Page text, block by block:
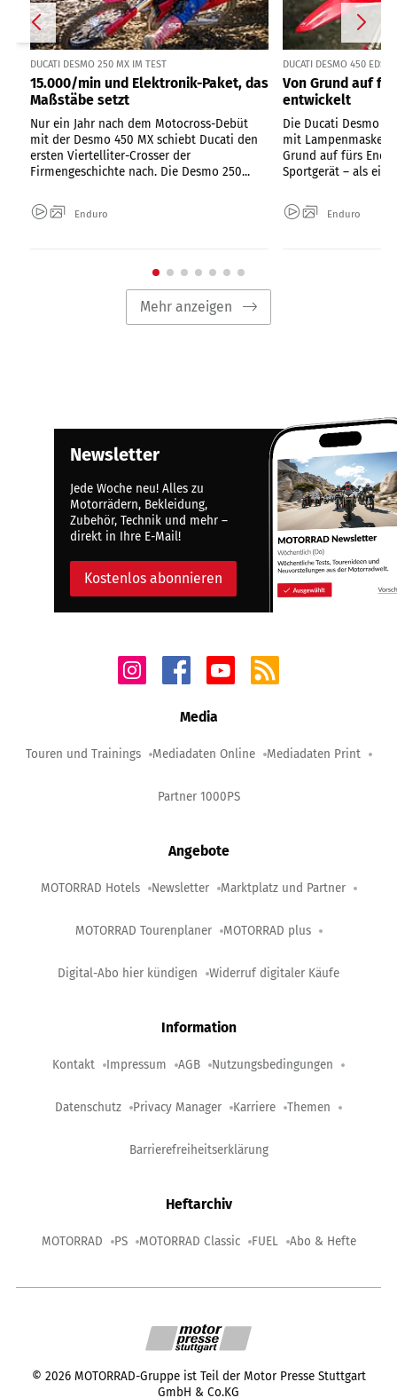
DUCATI DESMO 250 MX IM TEST
15.000/min und Elektronik-Paket, das
Maßstäbe setzt
Nur ein Jahr nach dem Motocross-Debüt
mit der Desmo 450 MX schiebt Ducati den
ersten Viertelliter-Crosser der
Firmengeschichte nach. Die Desmo 250...
Enduro
DUCATI DESMO 450 EDS
Von Grund auf
entwickelt
Die Ducati Desmo
mit Lampenmaske
Grund auf fürs
Sportgerät – als
Enduro
Mehr anzeigen
Newsletter
Jede Woche neu! Alles zu
Motorrädern, Bekleidung,
Zubehör, Technik und mehr –
direkt in Ihre E-Mail!
Kostenlos abonnieren
Media
Touren und Trainings Mediadaten Online Mediadaten Print
Partner 1000PS
Angebote
MOTORRAD Hotels Newsletter Marktplatz und Partner
MOTORRAD Tourenplaner MOTORRAD plus
Digital-Abo hier kündigen Widerruf digitaler Käufe
Information
Kontakt Impressum AGB Nutzungsbedingungen
Datenschutz Privacy Manager Karriere Themen
Barrierefreiheitserklärung
Heftarchiv
MOTORRAD PS MOTORRAD Classic FUEL Abo & Hefte
© 2026 MOTORRAD-Gruppe ist Teil der Motor Presse Stuttgart
GmbH & Co.KG